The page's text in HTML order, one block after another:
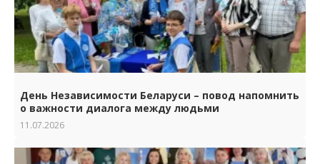
День Независимости Беларуси – повод напомнить
о важности диалога между людьми
11.07.2026